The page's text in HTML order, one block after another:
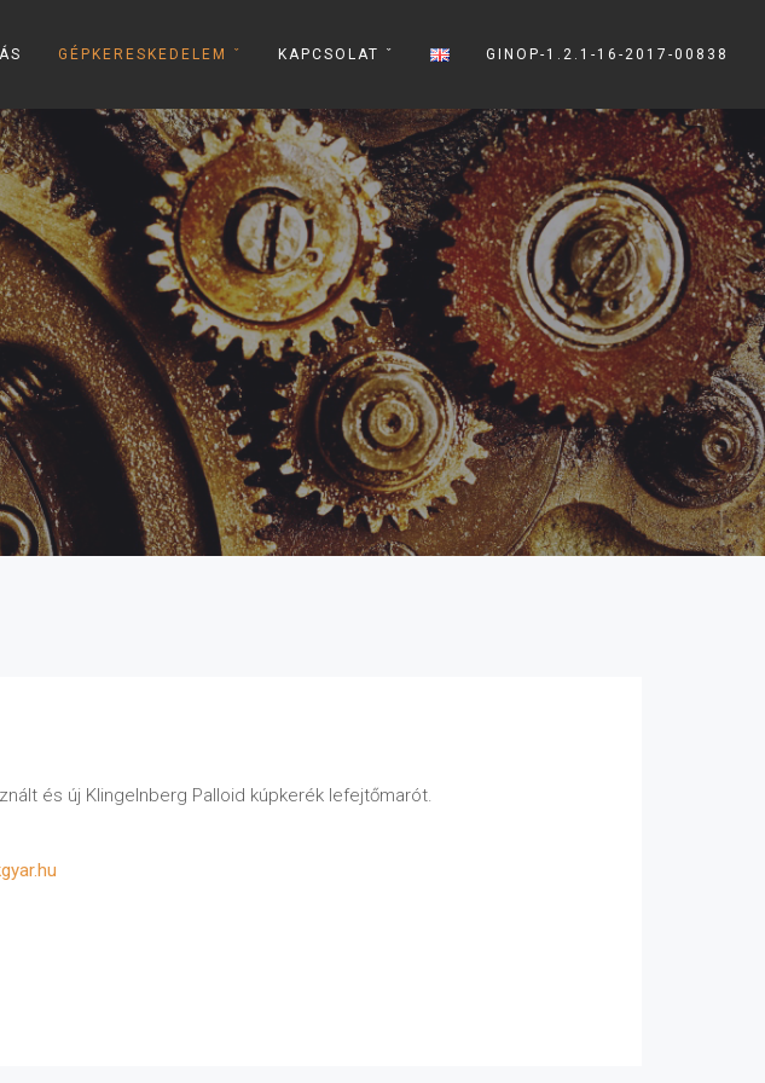
GÉPKERESKEDELEM ˇ KAPCSOLAT ˇ GINOP-1.2.1-16-2017-00838
és új Klingelnberg Palloid kúpkerék lefejtőmarót.